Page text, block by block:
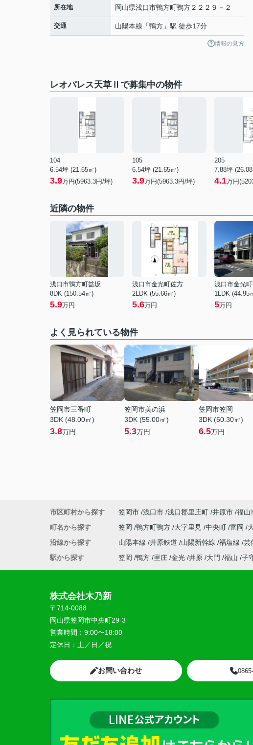
所在地 岡山県浅口市鴨方町鴨方２２２９－２
交通 山陽本線 「鴨方 」駅 徒歩17分
情報の見方
レオパレス天草Ⅱで募集中の物件
104
6.54坪 (21.65㎡)
3.9万円(5963.3円/坪)
105
6.54坪 (21.65㎡)
3.9万円(5963.3円/坪)
205
7.88坪
4.1万円
近隣の物件
浅口市鴨方町益坂
8DK (150.54㎡)
5.9万円
浅口市金光町佐方
2LDK (55.66㎡)
5.6万円
浅口市金光
1LDK (44.95
5万円
よく見られている物件
笠岡市三番町
3DK (48.00㎡)
3.8万円
笠岡市美の浜
3DK (55.00㎡)
5.3万円
笠岡市笠岡
3DK (60.30㎡)
6.5万円
市区町村から探す 笠岡市 浅口市 浅口郡里庄町 井原市 福山
町名から探す
笠岡 鴨方町鴨方 大字里見 中央町 富岡
沿線から探す
山陽本線 井原鉄道 山陽新幹線 福塩線 芸
駅から探す
笠岡 鴨方 里庄 金光 井原 大門 福山 子
株式会社木乃新
〒714-0088
岡山県笠岡市中央町29-3
営業時間： 9:00〜18:00
定休日： 土／日／祝
お問い合わせ